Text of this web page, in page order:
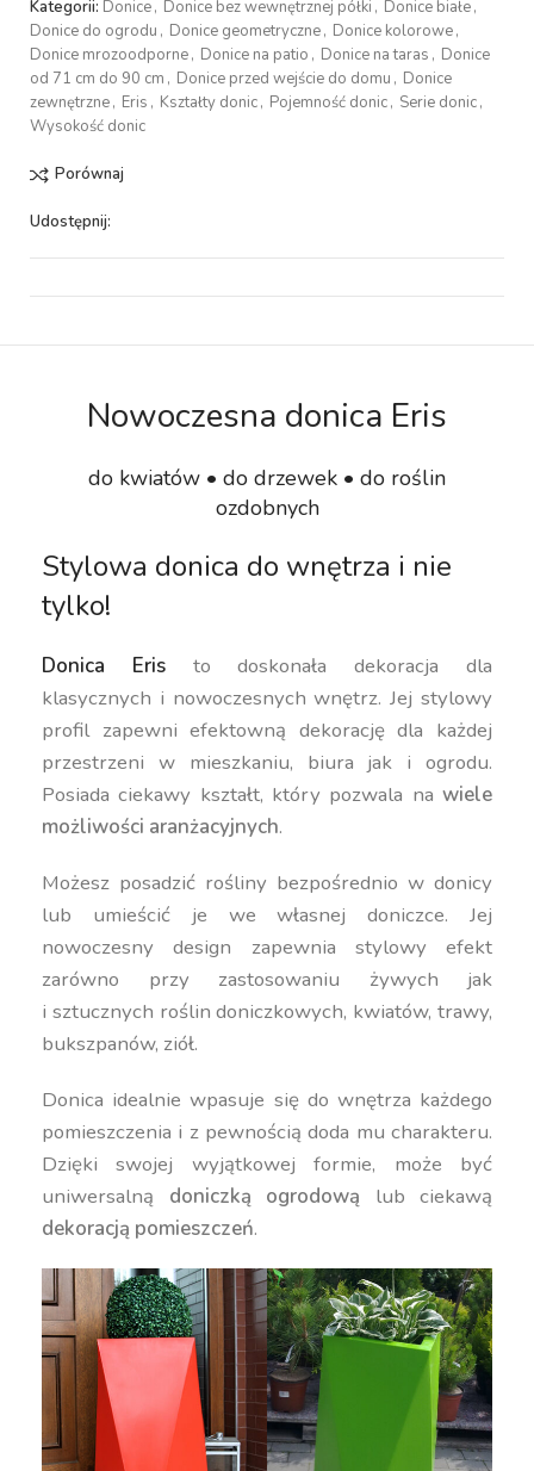
Kategorii: Donice, Donice bez wewnętrznej półki , Donice białe,
Donice do ogrodu , Donice geometryczne, Donice kolorowe,
Donice mrozoodporne, Donice na patio , Donice na taras , Donice
od 71 cm do 90 cm , Donice przed wejście do domu , Donice
zewnętrzne, Eris , Kształty donic, Pojemność donic, Serie donic,
Wysokość donic
Porównaj
Udostępnij:
Nowoczesna donica Eris
do kwiatów • do drzewek • do roślin
ozdobnych
Stylowa donica do wnętrza i nie
tylko!
Donica Eris to doskonała dekoracja dla
klasycznych i nowoczesnych wnętrz. Jej stylowy
profil zapewni efektowną dekorację dla każdej
przestrzeni w mieszkaniu, biura jak i ogrodu.
Posiada ciekawy kształt, który pozwala na wiele
możliwości aranżacyjnych.
Możesz posadzić rośliny bezpośrednio w donicy
lub umieścić je we własnej doniczce. Jej
nowoczesny design zapewnia stylowy efekt
zarówno przy zastosowaniu żywych jak
i sztucznych roślin doniczkowych, kwiatów, trawy,
bukszpanów, ziół.
Donica idealnie wpasuje się do wnętrza każdego
pomieszczenia i z pewnością doda mu charakteru.
Dzięki swojej wyjątkowej formie, może być
uniwersalną doniczką ogrodową lub ciekawą
dekoracją pomieszczeń.